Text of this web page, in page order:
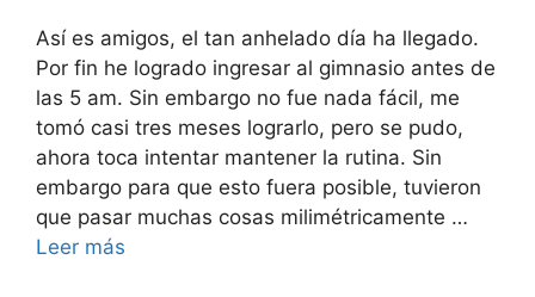
Así es amigos, el tan anhelado día ha llegado.
Por fin he logrado ingresar al gimnasio antes de
las 5 am. Sin embargo no fue nada fácil, me
tomó casi tres meses lograrlo, pero se pudo,
ahora toca intentar mantener la rutina. Sin
embargo para que esto fuera posible, tuvieron
que pasar muchas cosas milimétricamente …
Leer más